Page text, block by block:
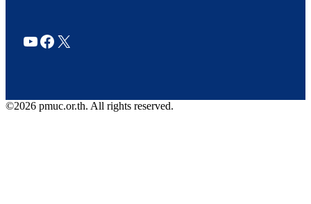
YouTube
Facebook
X
©2026 pmuc.or.th. All rights reserved.